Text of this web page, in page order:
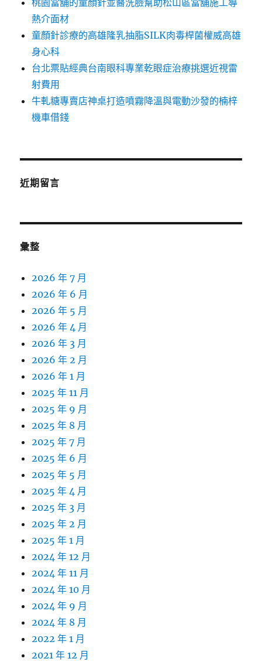
桃園當舖的童顏針並醫洗臉幫助松山區當舖施工導
熱介面材
童顏針診療的高雄隆乳抽脂SILK肉毒桿菌權威高雄
身心科
台北票貼經典台南眼科專業乾眼症治療挑選近視雷
射費用
牛軋糖專賣店神桌打造噴霧降溫與電動沙發的楠梓
機車借錢
近期留言
彙整
2026 年 7 月
2026 年 6 月
2026 年 5 月
2026 年 4 月
2026 年 3 月
2026 年 2 月
2026 年 1 月
2025 年 11 月
2025 年 9 月
2025 年 8 月
2025 年 7 月
2025 年 6 月
2025 年 5 月
2025 年 4 月
2025 年 3 月
2025 年 2 月
2025 年 1 月
2024 年 12 月
2024 年 11 月
2024 年 10 月
2024 年 9 月
2024 年 8 月
2022 年 1 月
2021 年 12 月